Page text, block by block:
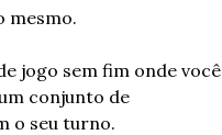
mesmo.
jogo sem fim onde você
conjunto de
o seu turno.